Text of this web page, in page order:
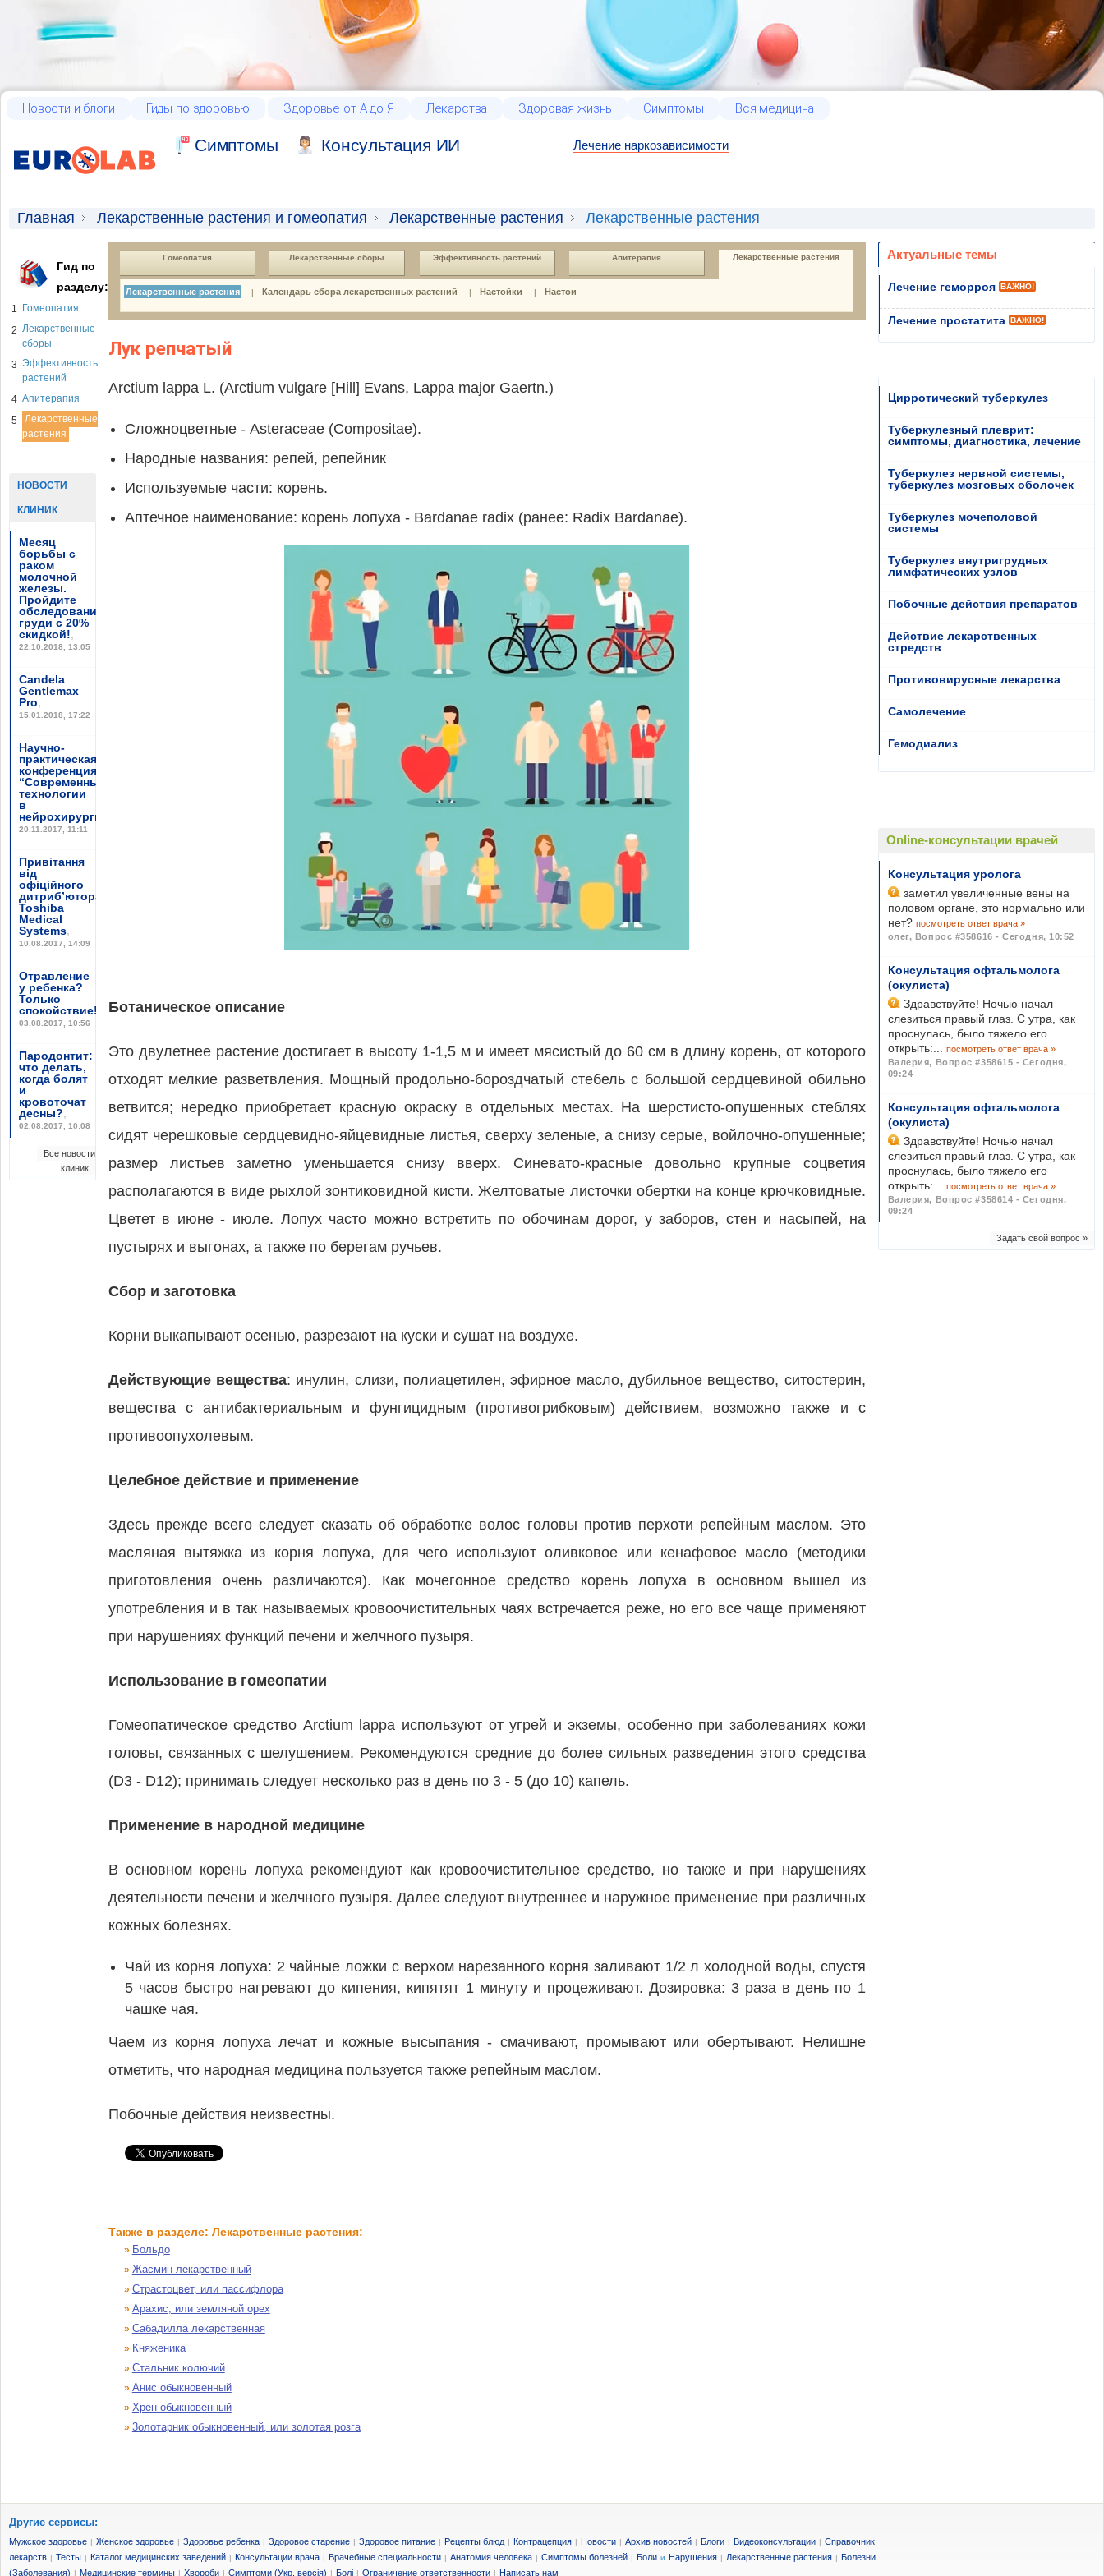
Новости и блоги Гиды по здоровью Здоровье от А до Я Лекарства Здоровая жизнь Симптомы Вся медицина
Cимптомы Консультация ИИ Лечение наркозависимости
Главная Лекарственные растения и гомеопатия Лекарственные растения Лекарственные растения
Гид по
разделу:
1
Гомеопатия
2 Лекарственные
сборы
3 Эффективность
растений
4 Апитерапия
5
Лекарственные
растения
НОВОСТИ
КЛИНИК
Месяц
борьбы с
раком
молочной
железы.
Пройдите
обследование
груди с 20%
скидкой!,
22.10.2018, 13:05
Candela
Gentlemax
Pro,
15.01.2018, 17:22
Научно-
практическая
конференция
“Современные
технологии
в
нейрохирургии”
20.11.2017, 11:11
Привітання
від
офіційного
дитриб’ютора
Toshiba
Medical
Systems,
10.08.2017, 14:09
Отравление
у ребенка?
Только
спокойствие!
03.08.2017, 10:56
Пародонтит:
что делать,
когда болят
и
кровоточат
десны?,
02.08.2017, 10:08
Все новости
клиник
Гомеопатия Лекарственные сборы Эффективность растений Апитерапия Лекарственные растения
Лекарственные растения | Календарь сбора лекарственных растений | Настойки | Настои
Лук репчатый
Arctium lappa L. (Arctium vulgare [Hill] Evans, Lappa major Gaertn.)
Сложноцветные - Asteraceae (Compositae).
Народные названия: репей, репейник
Используемые части: корень.
Аптечное наименование: корень лопуха - Bardanae radix (ранее: Radix Bardanae).
Ботаническое описание
Это двулетнее растение достигает в высоту 1-1,5 м и имеет мясистый до 60 см в длину корень, от которого
отходят мелкие разветвления. Мощный продольно-бороздчатый стебель с большой сердцевиной обильно
ветвится; нередко приобретает красную окраску в отдельных местах. На шерстисто-опушенных стеблях
сидят черешковые сердцевидно-яйцевидные листья, сверху зеленые, а снизу серые, войлочно-опушенные;
размер листьев заметно уменьшается снизу вверх. Синевато-красные довольно крупные соцветия
располагаются в виде рыхлой зонтиковидной кисти. Желтоватые листочки обертки на конце крючковидные.
Цветет в июне - июле. Лопух часто можно встретить по обочинам дорог, у заборов, стен и насыпей, на
пустырях и выгонах, а также по берегам ручьев.
Сбор и заготовка
Корни выкапывают осенью, разрезают на куски и сушат на воздухе.
Действующие вещества: инулин, слизи, полиацетилен, эфирное масло, дубильное вещество, ситостерин,
вещества с антибактериальным и фунгицидным (противогрибковым) действием, возможно также и с
противоопухолевым.
Целебное действие и применение
Здесь прежде всего следует сказать об обработке волос головы против перхоти репейным маслом. Это
масляная вытяжка из корня лопуха, для чего используют оливковое или кенафовое масло (методики
приготовления очень различаются). Как мочегонное средство корень лопуха в основном вышел из
употребления и в так называемых кровоочистительных чаях встречается реже, но его все чаще применяют
при нарушениях функций печени и желчного пузыря.
Использование в гомеопатии
Гомеопатическое средство Arctium lappa используют от угрей и экземы, особенно при заболеваниях кожи
головы, связанных с шелушением. Рекомендуются средние до более сильных разведения этого средства
(D3 - D12); принимать следует несколько раз в день по 3 - 5 (до 10) капель.
Применение в народной медицине
В основном корень лопуха рекомендуют как кровоочистительное средство, но также и при нарушениях
деятельности печени и желчного пузыря. Далее следуют внутреннее и наружное применение при различных
кожных болезнях.
Чай из корня лопуха: 2 чайные ложки с верхом нарезанного корня заливают 1/2 л холодной воды, спустя
5 часов быстро нагревают до кипения, кипятят 1 минуту и процеживают. Дозировка: 3 раза в день по 1
чашке чая.
Чаем из корня лопуха лечат и кожные высыпания - смачивают, промывают или обертывают. Нелишне
отметить, что народная медицина пользуется также репейным маслом.
Побочные действия неизвестны.
Также в разделе: Лекарственные растения:
» Больдо
» Жасмин лекарственный
» Страстоцвет, или пассифлора
» Арахис, или земляной орех
» Сабадилла лекарственная
» Княженика
» Стальник колючий
» Анис обыкновенный
» Хрен обыкновенный
» 3олотарник обыкновенный, или золотая розга
Актуальные темы
Лечение геморроя ВАЖНО!
Лечение простатита ВАЖНО!
Цирротический туберкулез
Туберкулезный плеврит:
симптомы, диагностика, лечение
Туберкулез нервной системы,
туберкулез мозговых оболочек
Туберкулез мочеполовой
системы
Туберкулез внутригрудных
лимфатических узлов
Побочные действия препаратов
Действие лекарственных
стредств
Противовирусные лекарства
Самолечение
Гемодиализ
Online-консультации врачей
Консультация уролога
заметил увеличенные вены на
половом органе, это нормально или
нет? посмотреть ответ врача »
олег, Вопрос #358616 - Сегодня, 10:52
Консультация офтальмолога
(окулиста)
Здравствуйте! Ночью начал
слезиться правый глаз. С утра, как
проснулась, было тяжело его
открыть:...
посмотреть ответ врача »
Валерия, Вопрос #358615 - Сегодня,
09:24
Консультация офтальмолога
(окулиста)
Здравствуйте! Ночью начал
слезиться правый глаз. С утра, как
проснулась, было тяжело его
открыть:...
посмотреть ответ врача »
Валерия, Вопрос #358614 - Сегодня,
09:24
Задать свой вопрос »
Другие сервисы:
Мужское здоровье | Женское здоровье | Здоровье ребенка | Здоровое старение | Здоровое питание | Рецепты блюд | Контрацепция | Новости | Архив новостей | Блоги | Видеоконсультации | Справочник
лекарств | Тесты | Каталог медицинских заведений | Консультации врача | Врачебные специальности | Анатомия человека | Симптомы болезней | Боли и Нарушения | Лекарственные растения | Болезни
(Заболевания) | Медицинские термины | Хвороби | Симптоми (Укр. версія) | Болі | Ограничение ответственности | Написать нам